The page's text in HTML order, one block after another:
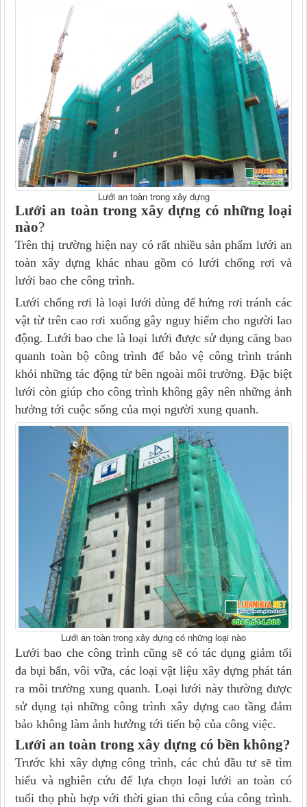
Lưới an toàn trong xây dựng
Lưới an toàn trong xây dựng có những loại
nào?
Trên thị trường hiện nay có rất nhiều sản phẩm lưới an
toàn xây dựng khác nhau gồm có lưới chống rơi và
lưới bao che công trình.
Lưới chống rơi là loại lưới dùng để hứng rơi tránh các
vật từ trên cao rơi xuống gây nguy hiểm cho người lao
động. Lưới bao che là loại lưới được sử dụng căng bao
quanh toàn bộ công trình để bảo vệ công trình tránh
khỏi những tác động từ bên ngoài môi trường. Đặc biệt
lưới còn giúp cho công trình không gây nên những ảnh
hưởng tới cuộc sống của mọi người xung quanh.
Lưới an toàn trong xây dựng có những loại nào
Lưới bao che công trình cũng sẽ có tác dụng giảm tối
đa bụi bẩn, vôi vữa, các loại vật liệu xây dựng phát tán
ra môi trường xung quanh. Loại lưới này thường được
sử dụng tại những công trình xây dựng cao tầng đảm
bảo không làm ảnh hưởng tới tiến bộ của công việc.
Lưới an toàn trong xây dựng có bền không?
Trước khi xây dựng công trình, các chủ đầu tư sẽ tìm
hiểu và nghiên cứu để lựa chọn loại lưới an toàn có
tuổi thọ phù hợp với thời gian thi công của công trình.